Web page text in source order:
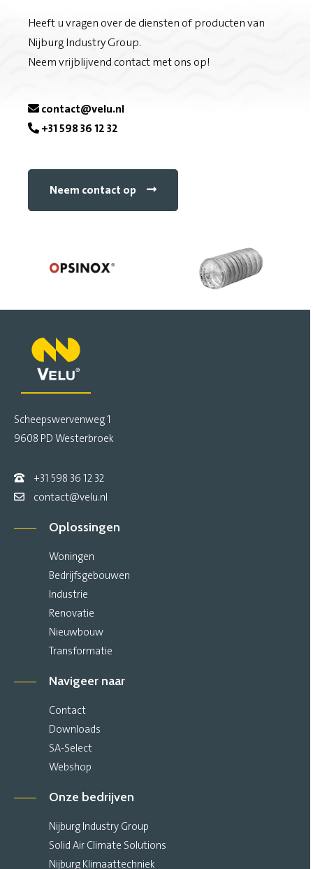
F
a
e
b
o
o
i
Heeft u vragen over de diensten of producten van
Nijburg Industry Group.
Neem vrijblijvend contact met ons op!
contact@velu.nl
+31 598 36 12 32
Neem contact op
Scheepswervenweg 1
9608 PD Westerbroek
+31 598 36 12 32
contact@velu.nl
Oplossingen
Woningen
Bedrijfsgebouwen
Industrie
Renovatie
Nieuwbouw
Transformatie
Navigeer naar
Contact
Downloads
SA-Select
Webshop
Onze bedrijven
Nijburg Industry Group
Solid Air Climate Solutions
Nijburg Klimaattechniek